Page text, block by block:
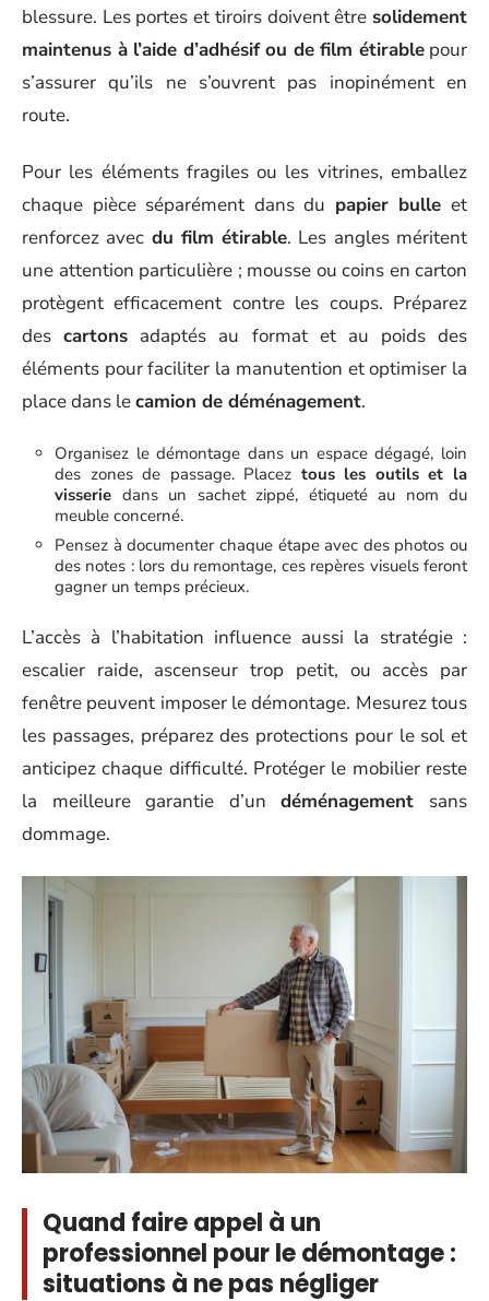
blessure. Les portes et tiroirs doivent être solidement
maintenus à l’aide d’adhésif ou de film étirablepour
s’assurer qu’ils ne s’ouvrent pas inopinément en
route.
Pour les éléments fragiles ou les vitrines, emballez
chaque pièce séparément dans du papier bulle et
renforcez avec du film étirable. Les angles méritent
une attention particulière ; mousse ou coins en carton
protègent efficacement contre les coups. Préparez
descartons adaptés au format et au poids des
éléments pour faciliter la manutention et optimiser la
place dans lecamion de déménagement.
Organisez le démontage dans un espace dégagé, loin
des zones de passage. Placez tous les outils et la
visserie dans un sachet zippé, étiqueté au nom du
meuble concerné.
Pensez à documenter chaque étape avec des photos ou
des notes : lors du remontage, ces repères visuels feront
gagner un temps précieux.
L’accès à l’habitation influence aussi la stratégie :
escalier raide, ascenseur trop petit, ou accès par
fenêtre peuvent imposer le démontage. Mesurez tous
les passages, préparez des protections pour le sol et
anticipez chaque difficulté. Protéger le mobilier reste
la meilleure garantie d’undéménagement sans
dommage.
Quand faire appel à un
professionnel pour le démontage :
situations à ne pas négliger